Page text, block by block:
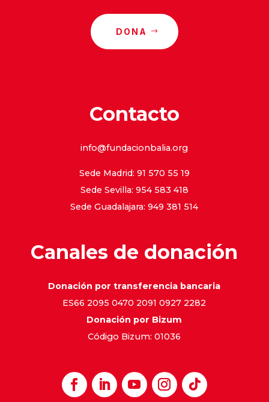
DONA
Contacto
info@fundacionbalia.org
Sede Madrid: 91 570 55 19
Sede Sevilla: 954 583 418
Sede Guadalajara: 949 381 514
Canales de donación
Donación por transferencia bancaria
ES66 2095 0470 2091 0927 2282
Donación por Bizum
Código Bizum: 01036